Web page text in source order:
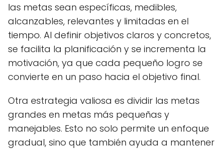
las metas sean específicas, medibles,
alcanzables, relevantes y limitadas en el
tiempo. Al definir objetivos claros y concretos,
se facilita la planificación y se incrementa la
motivación, ya que cada pequeño logro se
convierte en un paso hacia el objetivo final.
Otra estrategia valiosa es dividir las metas
grandes en metas más pequeñas y
manejables. Esto no solo permite un enfoque
gradual, sino que también ayuda a mantener